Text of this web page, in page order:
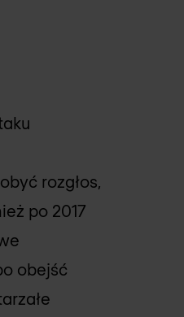
rozgłos,
po 2017
obejść